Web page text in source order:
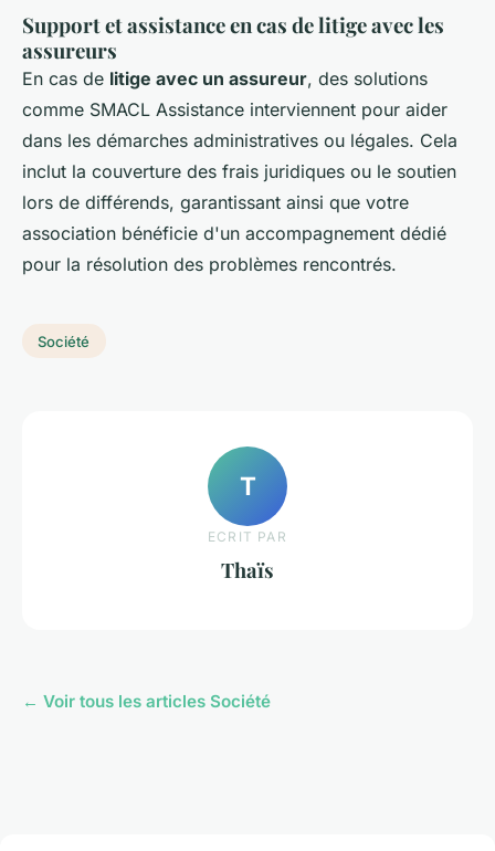
Support et assistance en cas de litige avec les
assureurs
En cas de litige avec un assureur, des solutions
comme SMACL Assistance interviennent pour aider
dans les démarches administratives ou légales. Cela
inclut la couverture des frais juridiques ou le soutien
lors de différends, garantissant ainsi que votre
association bénéficie d'un accompagnement dédié
pour la résolution des problèmes rencontrés.
Société
T
ECRIT PAR
Thaïs
← Voir tous les articles Société